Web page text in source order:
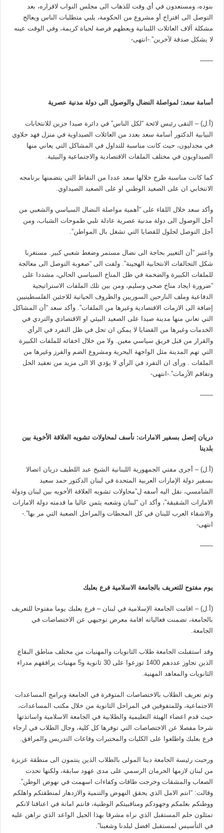
بنوده، ومستعدون في أي وقت للذهاب الى مجلس النواب لاقراره، بعد
التوصل الى اقتراح أو مشروع من الحكومة، يلبي متطلبات الناس ويعالج
مشكلة آلاف العائلات اللبنانية ويعطهم فرصة لحياة كريمة، وفي الوقت عينه
لا يشكل صدقة لآخرين”.-انتهى-
——
أسامة سعد: لمواصلة النضال والوصول الى دولة مدنية عصرية
(أ.ل) – التقى رئيس لائحة “لكل الناس” في دائرة صيدا جزين للانتخابات
النيابية الدكتور أسامة سعد بعدد من العائلات الصيداوية في منزل فهد حلاوي
في مجدليون، حيث كانت مناسبة للتداول في المشاكل التي يعاني منها
الصيداويون في مختلف الملفات الاقتصادية والاجتماعية والبيئية.
كما كانت مناسبة طرح خلالها سعد عددا من النقاط التي يتضمنها برنامجه
الانتخابي ان على الصعيد الوطني او على الصعيد الصيداوي.
وأكد سعد خلال اللقاء على “أهمية مواصلة النضال السياسي والشعبي من
أجل الوصول الى دولة مدنية عصرية عادلة تلبي طموحات الشباب، ومن
أجل التوصل لحلول للقضايا التي تشغل بال المواطن”.
واعتبر “أن التغيير بحاجة الى نضال مستمر وضغط شعبي كبير. مستغربا
شكل التحالفات الانتخابية الهجينة”. ولفت الى “صعوبة التوصل الى معالجة
للملفات الكبيرة والضخمة في ظل المناخ السياسي الحالي، مشددا على
“ضرورة ايجاد مناخ صحي وسليم، ومن بين تلك الملفات الاستراتيجية
الدفاعية وملف النازحين السوريين والظروف الحياتية للاجئين الفلسطينيين
إضافة الى الازمات الاقتصادية وغيرها من الملفات”. وأكد سعد “أن المشاكل
التي تعاني منها مدينة صيدا على الصعيد البيئي او الاقتصادي والتردي في
الخدمات وغيرها من القضايا لا يمكن ان تحل في ظل التفرد في الرأي
والقرار من قبل فريق سياسي معين. ولا من خلال اخفائه للملفات الكبيرة
التي تهم المدينة مثل الواجهة البحرية ومشروع الضم والفرز وغيرها من
الملفات . ورأى ان التفرد في الرأي لا يؤدي الا الى مزيد من تعقيد الحل
وتفاقم الأزمات”.-انتهى-
——
دريان إتصل بسفير الامارات: نأسف لمحاولات تشويه العلاقة الأخوية بين
بلدينا
(أ.ل) – أجرى مفتي الجمهورية اللبنانية الشيخ عبد اللطيف دريان اتصالا
بسفير دولة الإمارات العربية المتحدة في لبنان الدكتور حمد سعيد
الشامسي، نقل اليه أسفه ل”محاولات تشويه العلاقة الأخويه بين لبنان ودولة
الامارات الشقيقة”، وأكد ان “لبنان وشعبه يثمن عاليا ما قدمته دولة الامارات
والاشقاء العرب للبنان في كل المحطات والمراحل الصعبة التي مر بها”.-
انتهى-
——
يوم مفتوح للتعريف بالجامعة الاسلامية فرع بعلبك
(أ.ل) – اقامت الجامعة الإسلامية في لبنان – فرع بعلبك يوما مفتوحا للتعريف
بالجامعة، تضمنت فعالياته اقامة معرض توجيهي عن الاختصاصات في
الجامعة.
وقد استقبلت الجامعة طلاب الثانويات والمهنيات من مختلف مناطق البقاع
الذين تجاوز عددهم 1400 توزعوا على 30 ثانوية و5 مهنيات يرافقهم مدراء
الثانويات والمعاهد المهنية.
وتم تعريف الطلاب بالاختصاصات المتوفرة في الجامعة وبرامج المساعدات
الاجتماعية، وللمتفوقين في المراحل الثانوية من خلال مكتب المساعدات،
حيث قدم اعضاء الهيئة التعليمية والطلابية في الجامعة الاسلامية واساتذتها
شرحا مفصلا عن الاختصاصات التي توفرها كل كلية، وجال الطلاب في ارجاء
فرع بعلبك واطلعوا على الكليات والمختبرات وقاعات التدريس والمرافق.
ورحبت رئيسة الجامعة دينا المولى بالطلاب الذين ينتمون الى منطقة عزيزة
من لبنان لازمها الحرمان الرسمي على مدى عهود سابقة، ولكنها تحدت
الصعاب والمشقات وخرجت طاقات وكفاءات اسهمت في نهوض الوطن”.
وقالت: “انتم الامل الذي يحقق النهوض والتنمية والازدهار لمنطقتكم واهلكم
ووطنكم بعلمكم وجهودكم ومناقبيتكم الوطنية، فانتم امانة في اعناقنا لانكم
تمثلون حلم المستقبل الذي نراه مشرقا بهذا الجيل الواعد الذي نراهن عليه
في التأسيس لمستقبل افضل لبلدنا وشعبنا”.